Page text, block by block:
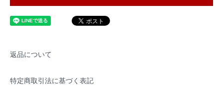
返品について
特定商取引法に基づく表記